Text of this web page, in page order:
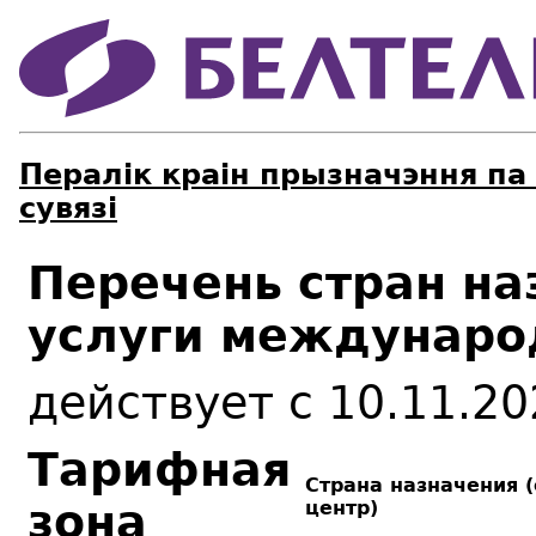
Пералік краін прызначэння
сувязі
Перечень стран
услуги
действует с
Тарифная
зона
Страна назначения
центр)